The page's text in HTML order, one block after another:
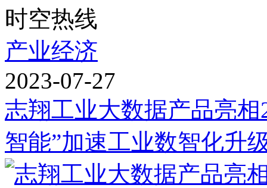
时空热线
产业经济
2023-07-27
志翔工业大数据产品亮
智能”加速工业数智化升